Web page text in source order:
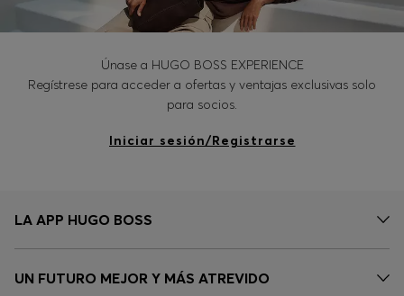
Únase a HUGO BOSS EXPERIENCE
Regístrese para acceder a ofertas y ventajas exclusivas solo
para socios.
Iniciar sesión/Registrarse
LA APP HUGO BOSS
UN FUTURO MEJOR Y MÁS ATREVIDO